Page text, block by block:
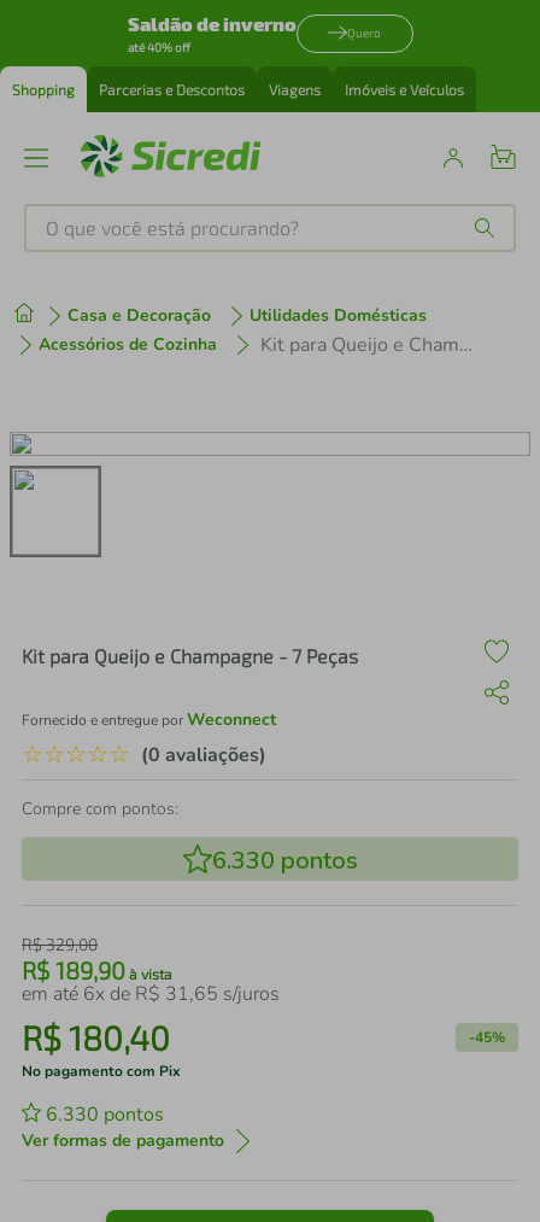
Saldão de inverno
até 40% off
Quero
Shopping Parcerias e Descontos Viagens Imóveis e Veículos
O que você está procurando?
Casa e Decoração
Utilidades Domésticas
Acessórios de Cozinha
Kit para Queijo e Champagne - 7 Peças
Kit para Queijo e Champagne - 7 Peças
Fornecido e entregue porWeconnect
☆☆☆☆☆ (0 avaliações)
Compre com pontos:
6.330 pontos
R$329,00
R$ 189,90 à vista
em até 6x de R$ 31,65 s/juros
R$180,40 -45%
No pagamento com Pix
6.330 pontos
Ver formas de pagamento
1º tenis
3º